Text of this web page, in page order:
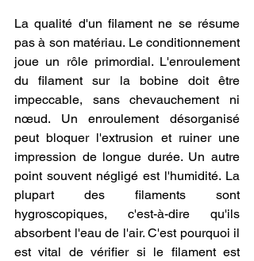
La qualité d'un filament ne se résume
pas à son matériau. Le conditionnement
joue un rôle primordial. L'enroulement
du filament sur la bobine doit être
impeccable, sans chevauchement ni
nœud. Un enroulement désorganisé
peut bloquer l'extrusion et ruiner une
impression de longue durée. Un autre
point souvent négligé est l'humidité. La
plupart des filaments sont
hygroscopiques, c'est-à-dire qu'ils
absorbent l'eau de l'air. C'est pourquoi il
est vital de vérifier si le filament est